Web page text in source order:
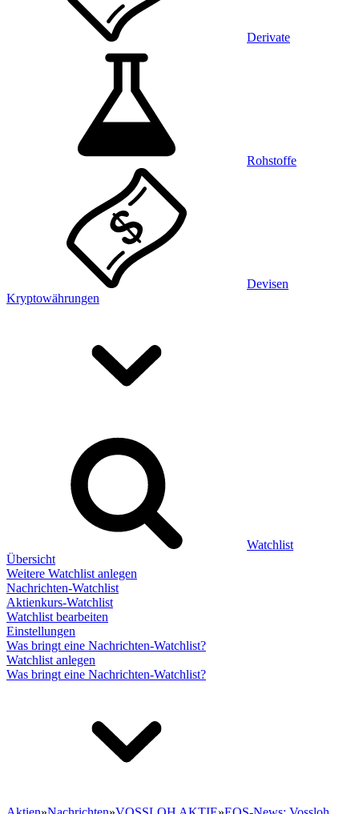
Derivate
Rohstoffe
Devisen
Kryptowährungen
Watchlist
Übersicht
Weitere Watchlist anlegen
Nachrichten-Watchlist
Aktienkurs-Watchlist
Watchlist bearbeiten
Einstellungen
Was bringt eine Nachrichten-Watchlist?
Watchlist anlegen
Was bringt eine Nachrichten-Watchlist?